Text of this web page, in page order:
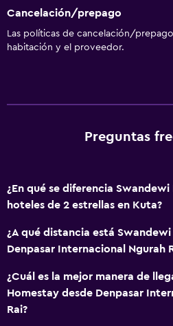
Cancelación/prepago
Las políticas de cancelación/
habitación y el proveedor.
Preguntas
¿En qué se diferencia
hoteles de 2 estrellas en Kuta?
¿A qué distancia está
Denpasar Internacional Ngurah
¿Cuál es la mejor manera de
Homestay desde Denpasar
Rai?